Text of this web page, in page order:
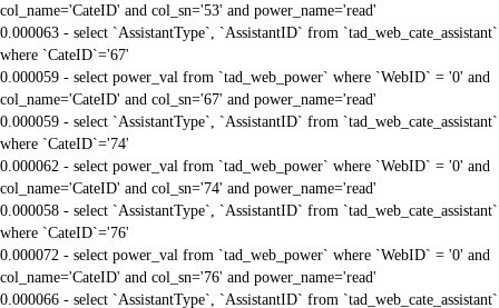
col_name='CateID' and col_sn='53' and power_name='read'
0.000063 - select `AssistantType`, `AssistantID` from `tad_web_cate_assistant`
where `CateID`='67'
0.000059 - select power_val from `tad_web_power` where `WebID` = '0' and
col_name='CateID' and col_sn='67' and power_name='read'
0.000059 - select `AssistantType`, `AssistantID` from `tad_web_cate_assistant`
where `CateID`='74'
0.000062 - select power_val from `tad_web_power` where `WebID` = '0' and
col_name='CateID' and col_sn='74' and power_name='read'
0.000058 - select `AssistantType`, `AssistantID` from `tad_web_cate_assistant`
where `CateID`='76'
0.000072 - select power_val from `tad_web_power` where `WebID` = '0' and
col_name='CateID' and col_sn='76' and power_name='read'
0.000066 - select `AssistantType`, `AssistantID` from `tad_web_cate_assistant`